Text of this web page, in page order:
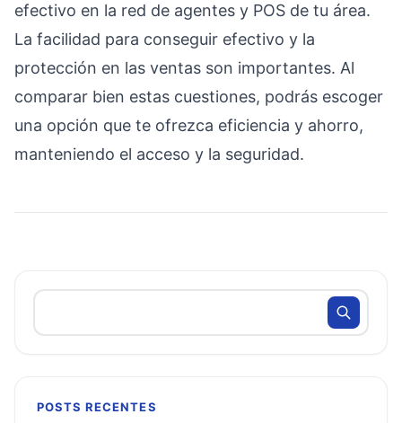
efectivo en la red de agentes y POS de tu área.
La facilidad para conseguir efectivo y la
protección en las ventas son importantes. Al
comparar bien estas cuestiones, podrás escoger
una opción que te ofrezca eficiencia y ahorro,
manteniendo el acceso y la seguridad.
POSTS RECENTES